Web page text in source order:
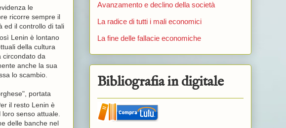
le
ricorre sempre il
ed il controllo di tali
Lenin è lontano
della cultura
circondato da
anche la sua
lo scambio.
portata
il resto Lenin è
senso attuale.
delle banche nel
Avanzamento e declino della società
La radice di tutti i mali economici
La fine delle fallacie economiche
Bibliografia in digitale